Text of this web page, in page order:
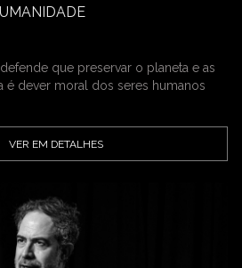
que preservar o planeta e as
é dever moral dos seres humanos
VER EM DETALHES